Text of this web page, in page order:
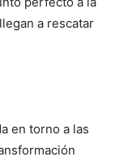
a rescatar
en torno a las